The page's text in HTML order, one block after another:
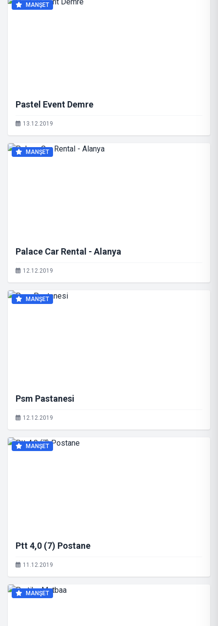
MANŞET
Pastel Event Demre
13.12.2019
MANŞET
Palace Car Rental - Alanya
12.12.2019
MANŞET
Psm Pastanesi
12.12.2019
MANŞET
Ptt 4,0 (7) Postane
11.12.2019
MANŞET